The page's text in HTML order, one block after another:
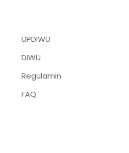
UPDIWU
DIWU
Regulamin
FAQ